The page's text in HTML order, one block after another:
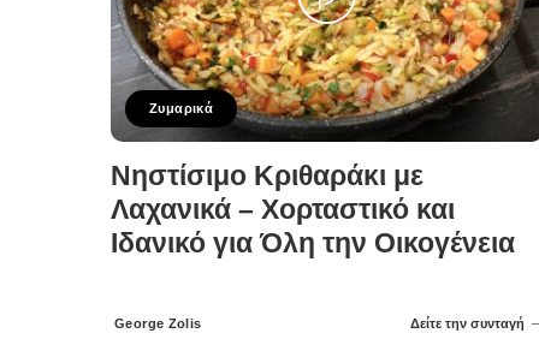
Ζυμαρικά
Νηστίσιμο Κριθαράκι με
Λαχανικά – Χορταστικό και
Ιδανικό για Όλη την Οικογένεια
Posted
George Zolis Δείτε την συνταγή